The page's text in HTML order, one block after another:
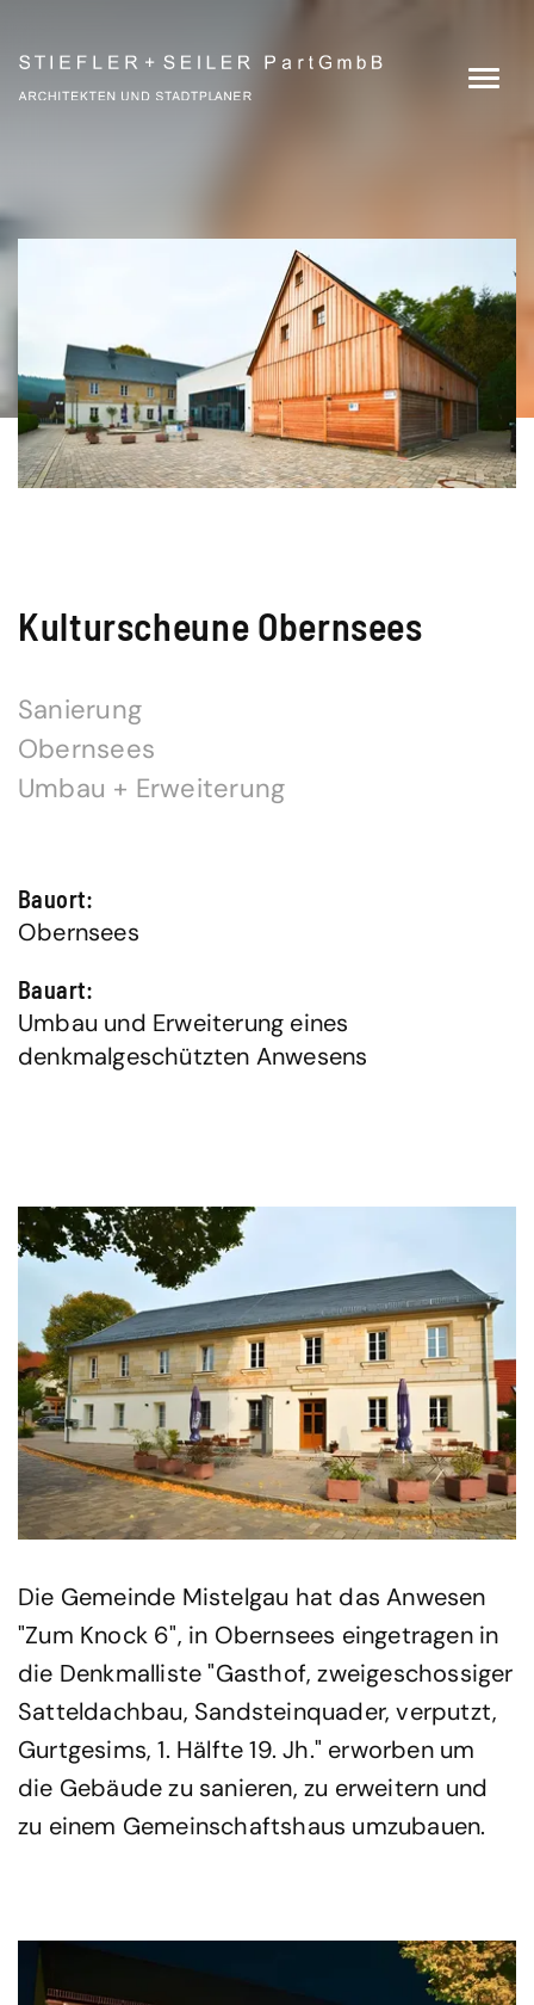
Kulturscheune Obernsees
Sanierung
Obernsees
Umbau + Erweiterung
Bauort:
Obernsees
Bauart:
Umbau und Erweiterung eines
denkmalgeschützten Anwesens
Die Gemeinde Mistelgau hat das Anwesen
"Zum Knock 6", in Obernsees eingetragen in
die Denkmalliste "Gasthof, zweigeschossiger
Satteldachbau, Sandsteinquader, verputzt,
Gurtgesims, 1. Hälfte 19. Jh." erworben um
die Gebäude zu sanieren, zu erweitern und
zu einem Gemeinschaftshaus umzubauen.